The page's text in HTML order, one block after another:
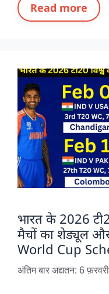
Read more
भारत के 2026
मैचों का शेड्यूल
World Cup
अंतिम बार अद्यतन: 6